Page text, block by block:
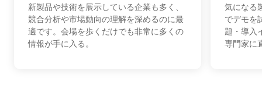
新製品や技術を展示している企業も多く、
競合分析や市場動向の理解を深めるのに最
適です。会場を歩くだけでも非常に多くの
情報が手に入る。
気になる
でデモを
題・導入
専門家に